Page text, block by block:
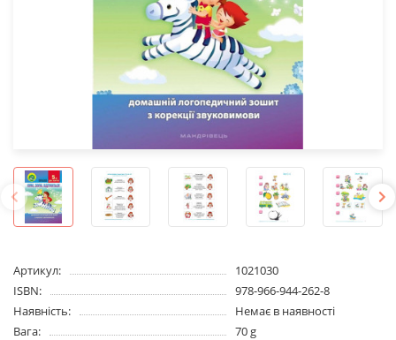
Артикул:
1021030
ISBN:
978-966-944-262-8
Наявність:
Немає в наявності
Вага:
70 g